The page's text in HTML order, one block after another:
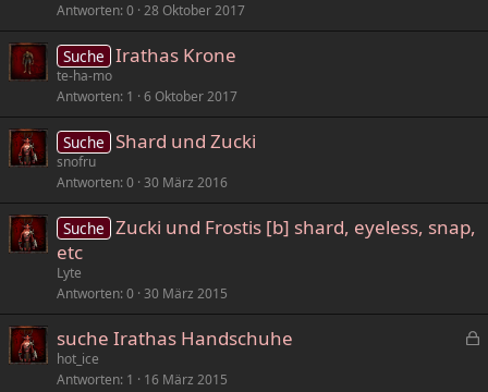
Antworten 0 28 Oktober 2017
Suche Irathas Krone
te-ha-mo
Antworten 1 6 Oktober 2017
Suche Shard und Zucki
snofru
Antworten 0 30 März 2016
Suche Zucki und Frostis [b] shard, eyeless, snap,
etc
Lyte
Antworten 0 30 März 2015
suche Irathas Handschuhe
hot_ice
Antworten 1 16 März 2015